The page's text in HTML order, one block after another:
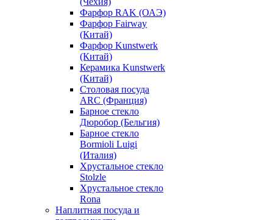
Фарфор RAK (ОАЭ)
Фарфор Fairway
(Китай)
Фарфор Kunstwerk
(Китай)
Керамика Kunstwerk
(Китай)
Столовая посуда
ARC (Франция)
Барное стекло
Дюробор (Бельгия)
Барное стекло
Bormioli Luigi
(Италия)
Хрустальное стекло
Stolzle
Хрустальное стекло
Rona
Наплитная посуда и